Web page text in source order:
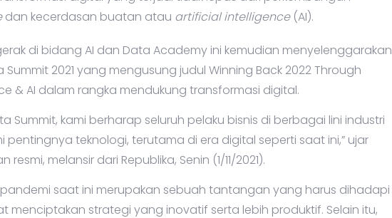
dan kecerdasan buatan atau artificial intelligence(AI).
di bidang AI dan Data Academy ini kemudian menyelenggarakan
2021 yang mengusung judul Winning Back 2022 Through
& AI dalam rangka mendukung transformasi digital.
Summit, kami berharap seluruh pelaku bisnis di berbagai lini industri
teknologi, terutama di era digital seperti saat ini,” ujar
melansir dari Republika, Senin (1/11/2021).
pandemi saat ini merupakan sebuah tantangan yang harus dihadapi
menciptakan strategi yang inovatif serta lebih produktif. Selain itu,